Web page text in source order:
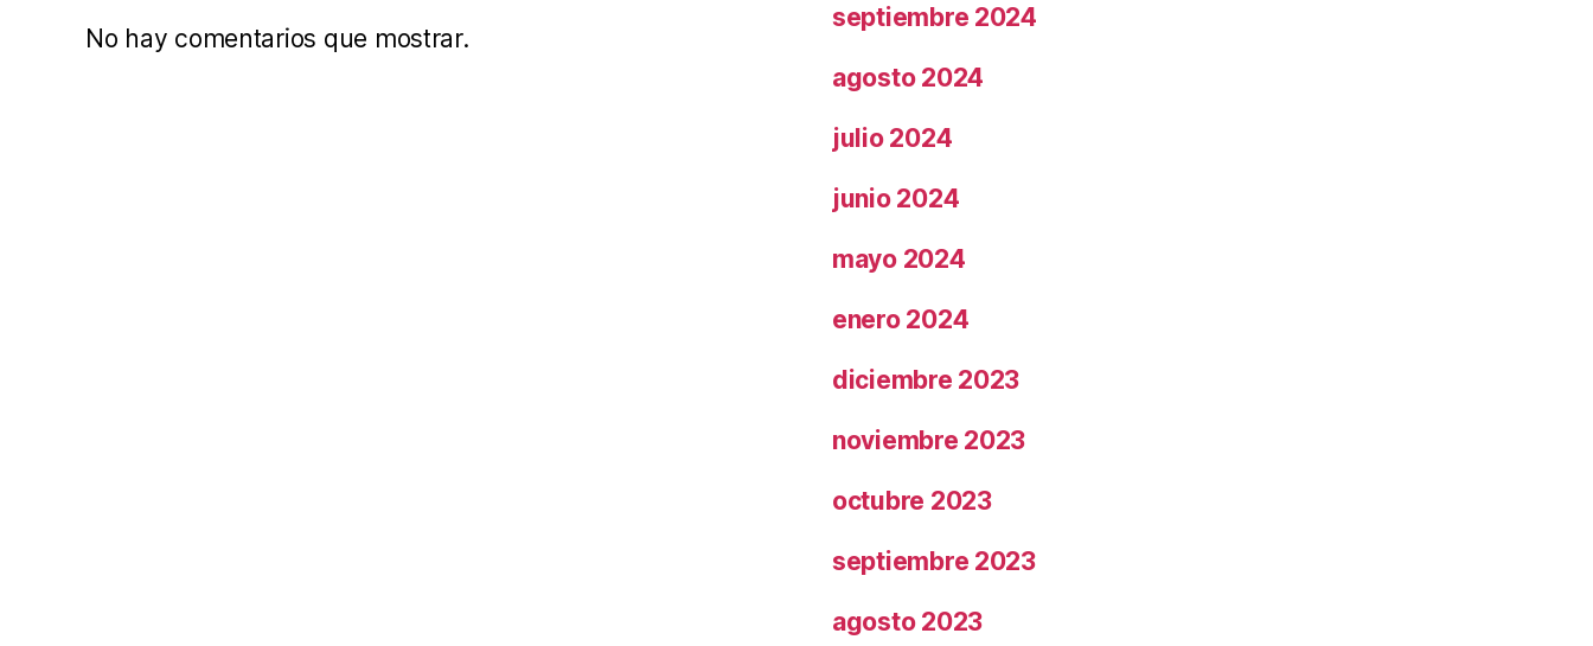
No hay comentarios que mostrar.
septiembre 2024
agosto 2024
julio 2024
junio 2024
mayo 2024
enero 2024
diciembre 2023
noviembre 2023
octubre 2023
septiembre 2023
agosto 2023